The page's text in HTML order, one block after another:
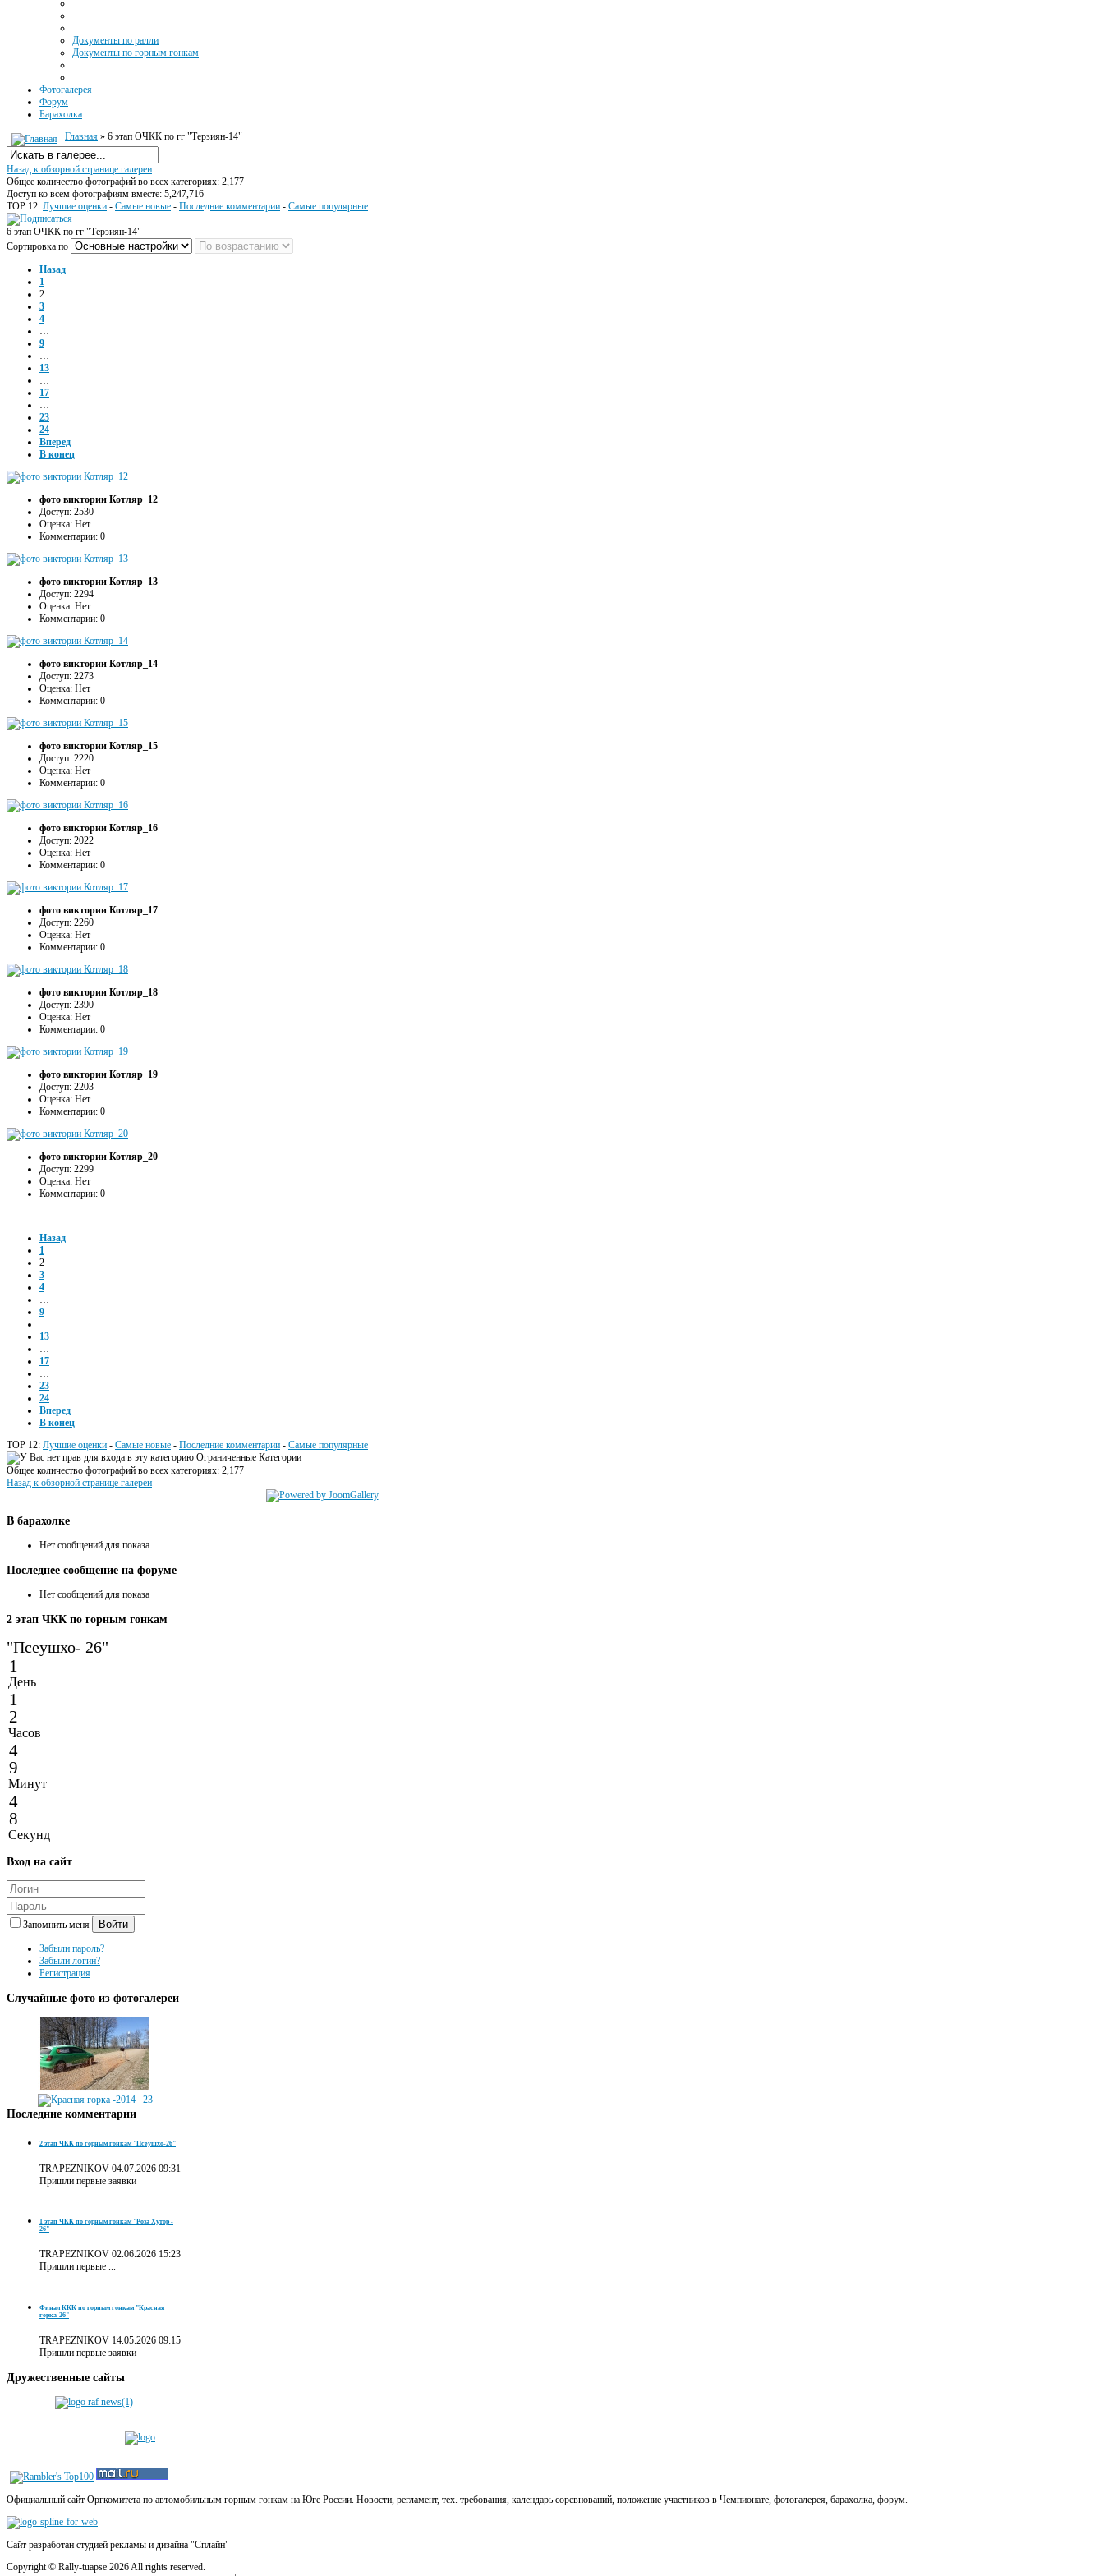
Документы по ралли
Документы по горным гонкам
Фотогалерея
Форум
Барахолка
Главная » 6 этап ОЧКК по гг "Терзиян-14"
Назад к обзорной странице галереи
Общее количество фотографий во всех категориях: 2,177
Доступ ко всем фотографиям вместе: 5,247,716
TOP 12: Лучшие оценки - Самые новые - Последние комментарии - Самые популярные
6 этап ОЧКК по гг "Терзиян-14"
Сортировка по
Назад
1
2
3
4
…
9
…
13
…
17
…
23
24
Вперед
В конец
фото виктории Котляр_12
Доступ: 2530
Оценка: Нет
Комментарии: 0
фото виктории Котляр_13
Доступ: 2294
Оценка: Нет
Комментарии: 0
фото виктории Котляр_14
Доступ: 2273
Оценка: Нет
Комментарии: 0
фото виктории Котляр_15
Доступ: 2220
Оценка: Нет
Комментарии: 0
фото виктории Котляр_16
Доступ: 2022
Оценка: Нет
Комментарии: 0
фото виктории Котляр_17
Доступ: 2260
Оценка: Нет
Комментарии: 0
фото виктории Котляр_18
Доступ: 2390
Оценка: Нет
Комментарии: 0
фото виктории Котляр_19
Доступ: 2203
Оценка: Нет
Комментарии: 0
фото виктории Котляр_20
Доступ: 2299
Оценка: Нет
Комментарии: 0
Назад
1
2
3
4
…
9
…
13
…
17
…
23
24
Вперед
В конец
TOP 12: Лучшие оценки - Самые новые - Последние комментарии - Самые популярные
Ограниченные Категории
Общее количество фотографий во всех категориях: 2,177
Назад к обзорной странице галереи
В барахолке
Нет сообщений для показа
Последнее сообщение на форуме
Нет сообщений для показа
2 этап ЧКК по горным гонкам
"Псеушхо- 26"
1
День
1
2
Часов
4
9
Минут
4
8
Секунд
Вход на сайт
Запомнить меня Войти
Забыли пароль?
Забыли логин?
Регистрация
Случайные фото из фотогалереи
Последние комментарии
2 этап ЧКК по горным гонкам "Псеушхо-26"
TRAPEZNIKOV 04.07.2026 09:31
Пришли первые заявки
1 этап ЧКК по горным гонкам "Роза Хутор -
26"
TRAPEZNIKOV 02.06.2026 15:23
Пришли первые ...
Финал ККК по горным гонкам "Красная
горка-26"
TRAPEZNIKOV 14.05.2026 09:15
Пришли первые заявки
Дружественные сайты
Официальный сайт Оргкомитета по автомобильным горным гонкам на Юге России. Новости, регламент, тех. требования, календарь соревнований, положение участников в Чемпионате, фотогалерея, барахолка, форум.
Сайт разработан студией рекламы и дизайна "Сплайн"
Copyright © Rally-tuapse 2026 All rights reserved.